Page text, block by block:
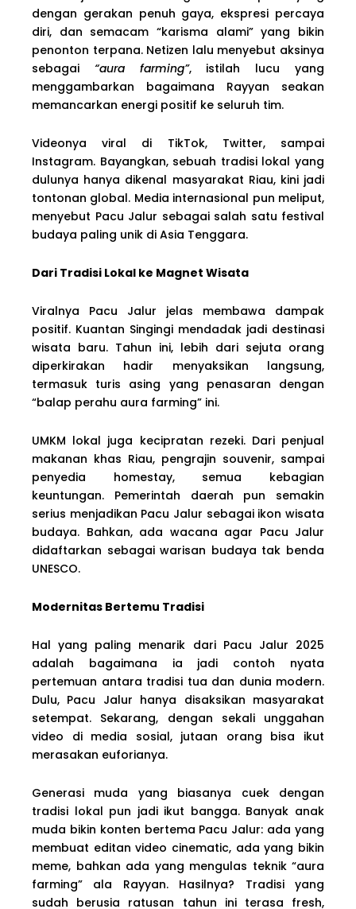
dengan gerakan penuh gaya, ekspresi percaya
diri, dan semacam “karisma alami” yang bikin
penonton terpana. Netizen lalu menyebut aksinya
sebagai “aura farming”, istilah lucu yang
menggambarkan bagaimana Rayyan seakan
memancarkan energi positif ke seluruh tim.
Videonya viral di TikTok, Twitter, sampai
Instagram. Bayangkan, sebuah tradisi lokal yang
dulunya hanya dikenal masyarakat Riau, kini jadi
tontonan global. Media internasional pun meliput,
menyebut Pacu Jalur sebagai salah satu festival
budaya paling unik di Asia Tenggara.
Dari Tradisi Lokal ke Magnet Wisata
Viralnya Pacu Jalur jelas membawa dampak
positif. Kuantan Singingi mendadak jadi destinasi
wisata baru. Tahun ini, lebih dari sejuta orang
diperkirakan hadir menyaksikan langsung,
termasuk turis asing yang penasaran dengan
“balap perahu aura farming” ini.
UMKM lokal juga kecipratan rezeki. Dari penjual
makanan khas Riau, pengrajin souvenir, sampai
penyedia homestay, semua kebagian
keuntungan. Pemerintah daerah pun semakin
serius menjadikan Pacu Jalur sebagai ikon wisata
budaya. Bahkan, ada wacana agar Pacu Jalur
didaftarkan sebagai warisan budaya tak benda
UNESCO.
Modernitas Bertemu Tradisi
Hal yang paling menarik dari Pacu Jalur 2025
adalah bagaimana ia jadi contoh nyata
pertemuan antara tradisi tua dan dunia modern.
Dulu, Pacu Jalur hanya disaksikan masyarakat
setempat. Sekarang, dengan sekali unggahan
video di media sosial, jutaan orang bisa ikut
merasakan euforianya.
Generasi muda yang biasanya cuek dengan
tradisi lokal pun jadi ikut bangga. Banyak anak
muda bikin konten bertema Pacu Jalur: ada yang
membuat editan video cinematic, ada yang bikin
meme, bahkan ada yang mengulas teknik “aura
farming” ala Rayyan. Hasilnya? Tradisi yang
sudah berusia ratusan tahun ini terasa fresh,